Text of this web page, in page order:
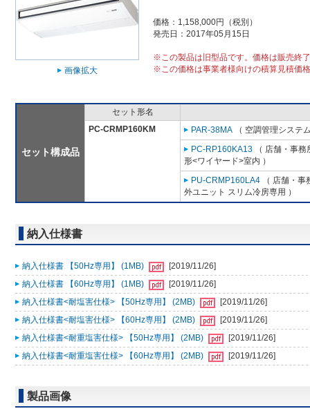
画像拡大
価格：1,158,000円（税別）
発売日：2017年05月15日
※この製品は旧型品です。価格は販売終
※この価格は事業者様向けの積算見積価
セット構成品
セット形名
PC-CRMP160KM
PAR-38MA （ 空調管理システ
PC-RP160KA13 （ 店舗・事
形<ワイヤード>室内 ）
PU-CRMP160LA4 （ 店舗・
外ユニット スリム冷房専用 ）
納入仕様書
納入仕様書 【50Hz専用】 (1MB)
[2019/11/26]
納入仕様書 【60Hz専用】 (1MB)
[2019/11/26]
納入仕様書<耐塩害仕様> 【50Hz専用】 (2MB)
[2019/11/26]
納入仕様書<耐塩害仕様> 【60Hz専用】 (2MB)
[2019/11/26]
納入仕様書<耐重塩害仕様> 【50Hz専用】 (2MB)
[2019/11/26]
納入仕様書<耐重塩害仕様> 【60Hz専用】 (2MB)
[2019/11/26]
製品画像